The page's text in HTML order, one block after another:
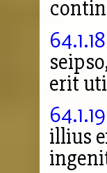
64.1.18
erit
64.1.19
illius